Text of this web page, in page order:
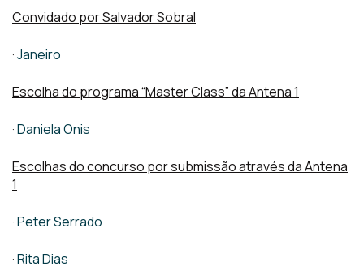
Convidado por Salvador Sobral
·Janeiro
Escolha do programa “Master Class” da Antena 1
·Daniela Onis
Escolhas do concurso por submissão através da Antena
1
·Peter Serrado
·Rita Dias